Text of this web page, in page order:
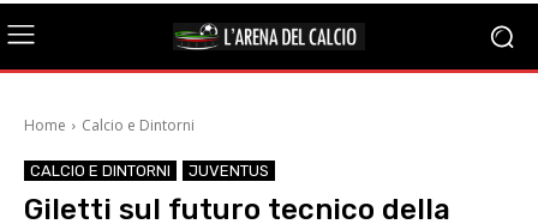
Home Calcio e Dintorni
CALCIO E DINTORNI JUVENTUS
Giletti sul futuro tecnico della